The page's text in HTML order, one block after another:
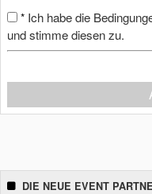
* Ich habe die
und stimme diesen zu.
DIE NEUE EVENT